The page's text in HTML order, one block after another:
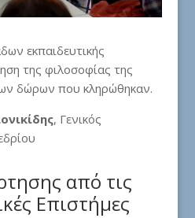
εκπαιδευτικής
της φιλοσοφίας της
δώρων που κληρώθηκαν.
, Γενικός
από τις
Επιστήμες